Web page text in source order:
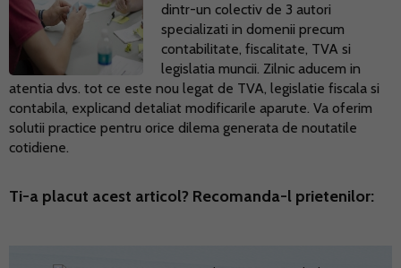
dintr-un colectiv de 3 autori
specializati in domenii precum
contabilitate, fiscalitate, TVA si
legislatia muncii. Zilnic aducem in
atentia dvs. tot ce este nou legat de TVA, legislatie fiscala si
contabila, explicand detaliat modificarile aparute. Va oferim
solutii practice pentru orice dilema generata de noutatile
cotidiene.
Ti-a placut acest articol? Recomanda-l prietenilor: